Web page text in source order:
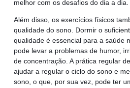
melhor com os desafios do dia a dia.
Além disso, os exercícios físicos
qualidade do sono. Dormir o
qualidade é essencial para a saúde
pode levar a problemas de humor,
de concentração. A prática regular
ajudar a regular o ciclo do sono e
sono, o que, por sua vez, pode ter